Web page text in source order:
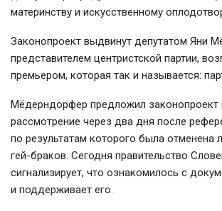
материнству и искусственному
Законопроект выдвинут депутатом Яни
представителем центристской партии,
премьером, которая так и называется:
Мёдерндорфер предложил законопроект
рассмотрение через два дня после
по результатам которого была отменена
гей-браков. Сегодня правительство
сигнализирует, что ознакомилось с
и поддерживает его.